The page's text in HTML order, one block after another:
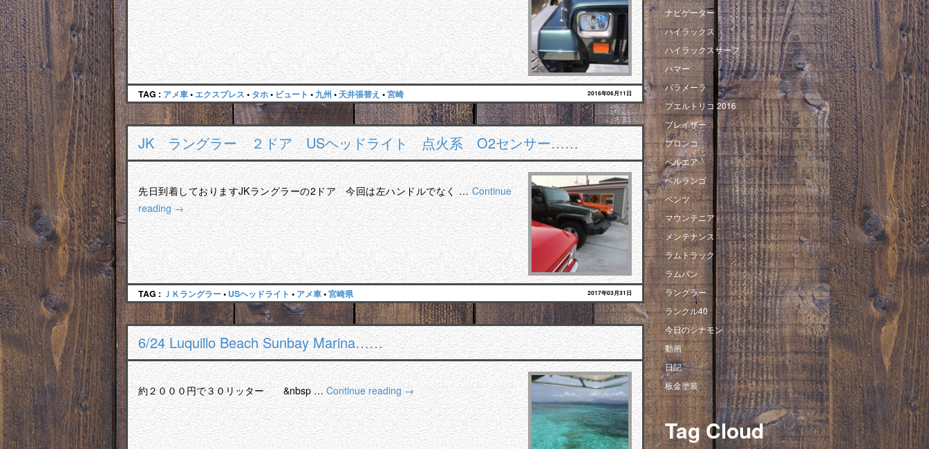
TAG : アメ車• エクスプレス • タホ• ビュート • 九州 • 天井張替え •宮崎 2016年06月11日
JK ラングラー ２ドア USヘッドライト 点火系 O2センサー……
先日到着しておりますJKラングラーの2ドア 今回は左ハンドルでなく …Continue
reading→
TAG : ＪＫラングラー• USヘッドライト • アメ車•宮崎県 2017年03月31日
6/24 Luquillo Beach Sunbay Marina……
約２０００円で３０リッター &nbsp …Continue reading→
ナビゲーター
ハイラックス
ハイラックスサーフ
ハマー
パラメーラ
プエルトリコ 2016
ブレイザー
ブロンコ
ベルエア
ベルランゴ
ベンツ
マウンテニア
メンテナンス
ラムトラック
ラムバン
ラングラー
ランクル40
今日のシナモン
動画
日記
板金塗装
Tag Cloud